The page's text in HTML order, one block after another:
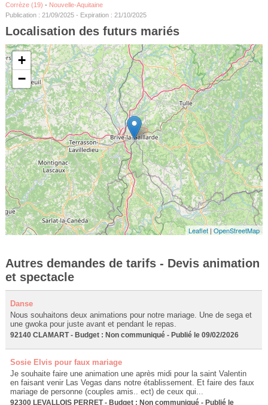
Corrèze (19) - Nouvelle-Aquitaine
Publication : 21/09/2025 - Expiration : 21/10/2025
Localisation des futurs mariés
+
−
Leaflet |OpenStreetMap
Autres demandes de tarifs - Devis animation
et spectacle
Danse
Nous souhaitons deux animations pour notre mariage. Une de sega et
une gwoka pour juste avant et pendant le repas.
92140 CLAMART - Budget : Non communiqué - Publié le 09/02/2026
Sosie Elvis pour faux mariage
Je souhaite faire une animation une après midi pour la saint Valentin
en faisant venir Las Vegas dans notre établissement. Et faire des faux
mariage de personne (couples amis.. ect) de ceux qui...
92300 LEVALLOIS PERRET - Budget : Non communiqué - Publié le